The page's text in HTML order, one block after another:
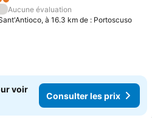
Aucune évaluation
à 16.3 km de : Portoscuso
voir
Consulter les prix